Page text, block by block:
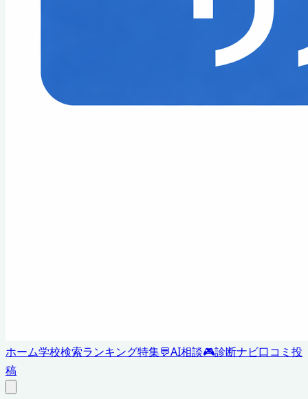
ホーム学校検索ランキング特集💬AI相談🎮診断ナビ口コミ投
稿